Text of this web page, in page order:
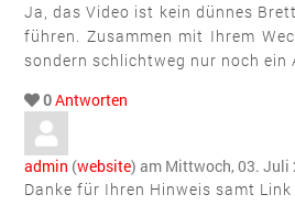
Ja, das Video ist kein dünnes
führen. Zusammen mit Ihrem
sondern schlichtweg nur noch ein
0Antworten
admin (website) am Mittwoch, 03. Juli
Danke für Ihren Hinweis samt